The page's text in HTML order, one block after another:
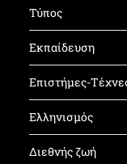
Τύπος
Εκπαίδευση
Επιστήμες-
Ελληνισμός
Διεθνής ζωή